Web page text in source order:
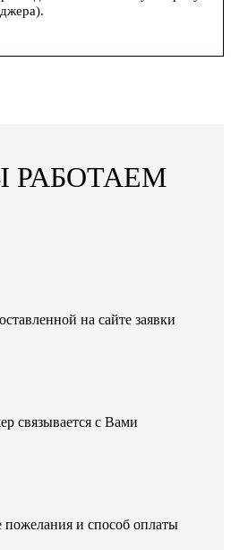
РАБОТАЕМ
на сайте заявки
связывается с Вами
пожелания и способ оплаты